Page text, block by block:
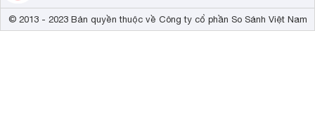
© 2013 - 2023 Bản quyền thuộc về Công ty cổ phần So Sánh Việt Nam